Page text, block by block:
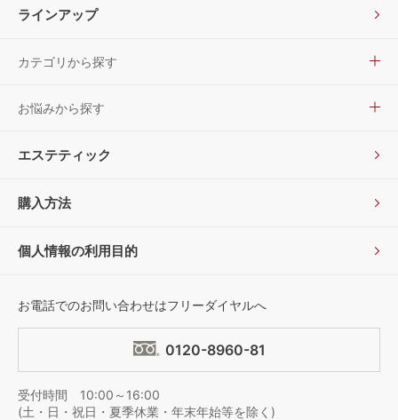
ラインアップ
カテゴリから探す
お悩みから探す
エステティック
購入方法
個人情報の利用目的
お電話でのお問い合わせはフリーダイヤルへ
0120-8960-81
受付時間 10:00～16:00
(土・日・祝日・夏季休業・年末年始等を除く)